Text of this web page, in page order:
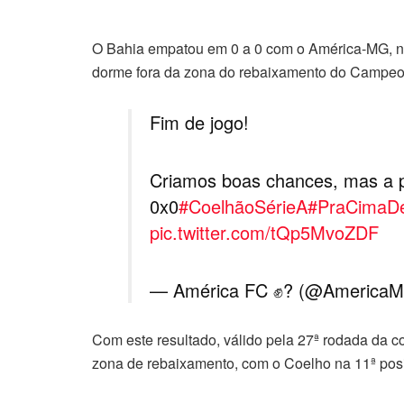
O Bahia empatou em 0 a 0 com o América-
dorme fora da zona do rebaixamento do
Fim de jogo!
Criamos boas chances, mas a
0x0#CoelhãoSérieA
pic.twitter.com/tQp5MvoZDF
— América FC ✊?
Com este resultado, válido pela 27ª rodada da
zona de rebaixamento, com o Coelho na 11ª